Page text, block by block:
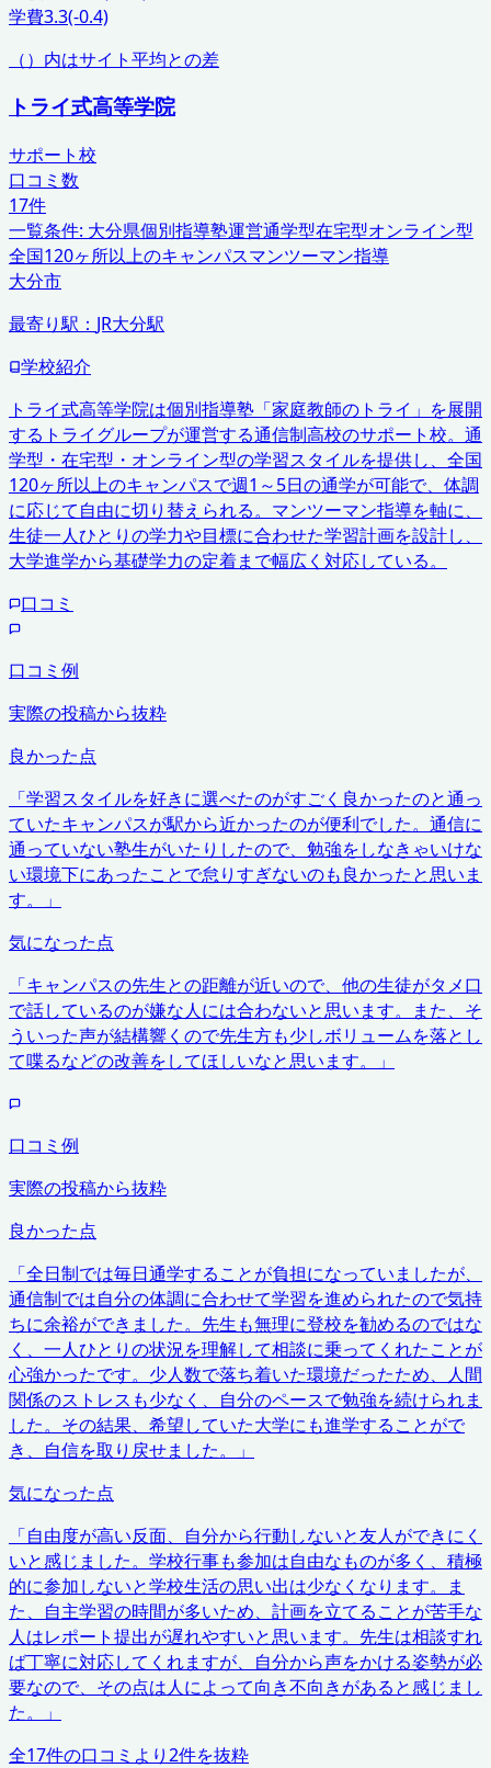
学費3.3(-0.4)
（）内はサイト平均との差
トライ式高等学院
サポート校
口コミ数
17件
一覧条件: 大分県個別指導塾運営通学型在宅型オンライン型
全国120ヶ所以上のキャンパスマンツーマン指導
大分市
最寄り駅： JR大分駅
学校紹介
トライ式高等学院は個別指導塾「家庭教師のトライ」を展開
するトライグループが運営する通信制高校のサポート校。通
学型・在宅型・オンライン型の学習スタイルを提供し、全国
120ヶ所以上のキャンパスで週1～5日の通学が可能で、体調
に応じて自由に切り替えられる。マンツーマン指導を軸に、
生徒一人ひとりの学力や目標に合わせた学習計画を設計し、
大学進学から基礎学力の定着まで幅広く対応している。
口コミ
口コミ例
実際の投稿から抜粋
良かった点
「学習スタイルを好きに選べたのがすごく良かったのと通っ
ていたキャンパスが駅から近かったのが便利でした。通信に
通っていない塾生がいたりしたので、勉強をしなきゃいけな
い環境下にあったことで怠りすぎないのも良かったと思いま
す。
」
気になった点
「キャンパスの先生との距離が近いので、他の生徒がタメ口
で話しているのが嫌な人には合わないと思います。また、そ
ういった声が結構響くので先生方も少しボリュームを落とし
て喋るなどの改善をしてほしいなと思います。
」
口コミ例
実際の投稿から抜粋
良かった点
「全日制では毎日通学することが負担になっていましたが、
通信制では自分の体調に合わせて学習を進められたので気持
ちに余裕ができました。先生も無理に登校を勧めるのではな
く、一人ひとりの状況を理解して相談に乗ってくれたことが
心強かったです。少人数で落ち着いた環境だったため、人間
関係のストレスも少なく、自分のペースで勉強を続けられま
した。その結果、希望していた大学にも進学することがで
き、自信を取り戻せました。
」
気になった点
「自由度が高い反面、自分から行動しないと友人ができにく
いと感じました。学校行事も参加は自由なものが多く、積極
的に参加しないと学校生活の思い出は少なくなります。ま
た、自主学習の時間が多いため、計画を立てることが苦手な
人はレポート提出が遅れやすいと思います。先生は相談すれ
ば丁寧に対応してくれますが、自分から声をかける姿勢が必
要なので、その点は人によって向き不向きがあると感じまし
た。
」
全17件の口コミより2件を抜粋